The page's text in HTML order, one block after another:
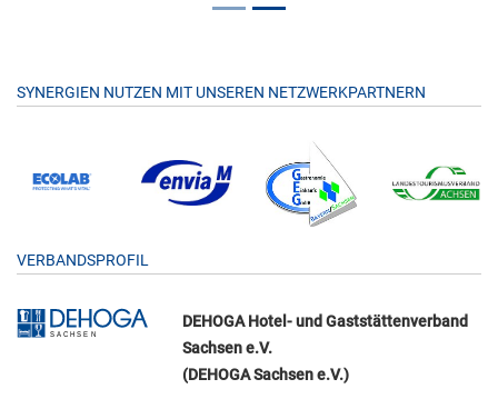
SYNERGIEN NUTZEN MIT UNSEREN NETZWERKPARTNERN
VERBANDSPROFIL
DEHOGA Hotel- und Gaststättenverband
Sachsen e.V.
(DEHOGA Sachsen e.V.)